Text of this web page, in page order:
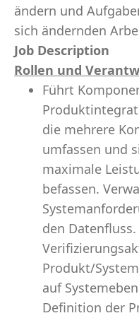
ändern und
sich ändernden
Job Description
Rollen und
Führt
die mehrere
umfassen und
maximale
befassen.
den
Produkt/
auf
Definition der